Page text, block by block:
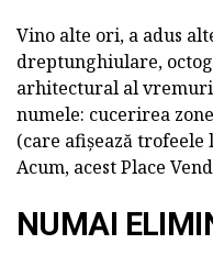
Vino alte ori, a adus
dreptunghiulare,
arhitectural al
numele: cucerirea
(care afișează
Acum, acest Place
NUMAI